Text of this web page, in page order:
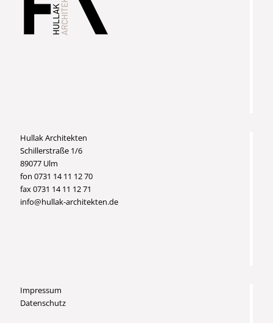
Hullak Architekten
Schillerstraße 1/6
89077 Ulm
fon 0731 14 11 12 70
fax 0731 14 11 12 71
info@hullak-architekten.de
Impressum
Datenschutz